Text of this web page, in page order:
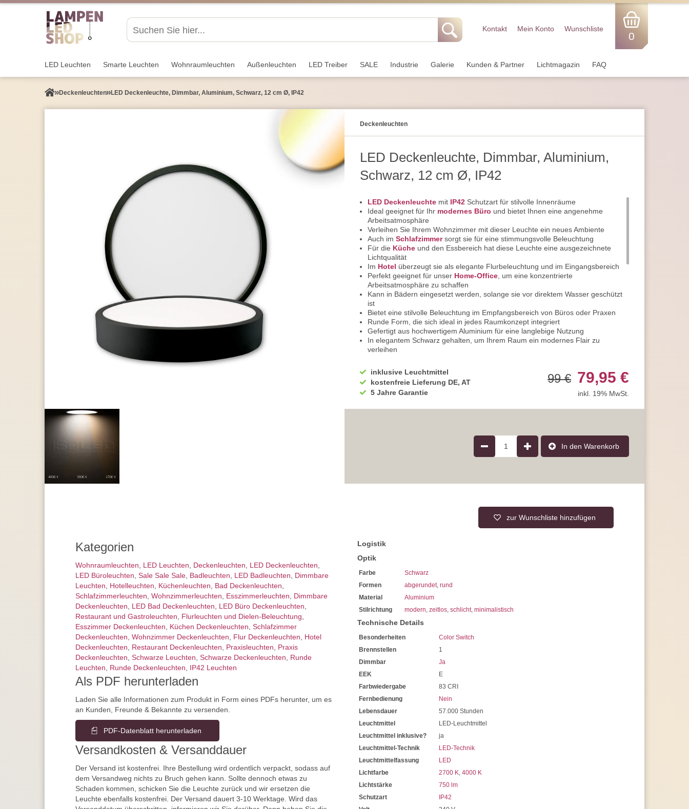
Kontakt Mein Konto Wunschliste
0
LED Leuchten Smarte Leuchten Wohnraum­leuchten Außen­leuchten LED Treiber SALE Industrie Galerie Kunden & Partner Lichtmagazin FAQ
Decken­leuchten LED Deckenleuchte, Dimmbar, Aluminium, Schwarz, 12 cm Ø, IP42
Decken­leuchten
LED Deckenleuchte, Dimmbar, Aluminium,
Schwarz, 12 cm Ø, IP42
LED Deckenleuchte mit IP42 Schutzart für stilvolle Innenräume
Ideal geeignet für Ihr modernes Büro und bietet Ihnen eine angenehme
Arbeitsatmosphäre
Verleihen Sie Ihrem Wohnzimmer mit dieser Leuchte ein neues Ambiente
Auch im Schlafzimmersorgt sie für eine stimmungsvolle Beleuchtung
Für die Küche und den Essbereich hat diese Leuchte eine ausgezeichnete
Lichtqualität
Im Hotel überzeugt sie als elegante Flurbeleuchtung und im Eingangsbereich
Perfekt geeignet für unser Home-Office , um eine konzentrierte
Arbeitsatmosphäre zu schaffen
Kann in Bädern eingesetzt werden, solange sie vor direktem Wasser geschützt
ist
Bietet eine stilvolle Beleuchtung im Empfangsbereich von Büros oder Praxen
Runde Form, die sich ideal in jedes Raumkonzept integriert
Gefertigt aus hochwertigem Aluminium für eine langlebige Nutzung
In elegantem Schwarz gehalten, um Ihrem Raum ein modernes Flair zu
verleihen
Stromanschluss
Die Leuchte ist mit dem CE Zertifikat ausgezeichnet
Durchmesser beträgt 12 cm
Die Höhe der Leuchte misst 4 cm
Mit einer Abstrahlweite von 83 CRI zeigt diese Leuchte Farben in voller
Bei uns im Sortiment finden Sie stromsparende LED-Leuchtmittel
Diese sind von enorm langer Lebensdauer und hoher Qualität
Mit LED-Technik erreichen Sie die Energieeffizienzklasse A
Bei Fragen, kontaktieren Sie uns jederzeit
Wir freuen uns auf Ihre Anfragen
inklusive Leuchtmittel
kostenfreie Lieferung DE, AT
5 Jahre Garantie
99 € 79,95 €
inkl. 19% MwSt.
1 In den Warenkorb
zur Wunschliste hinzufügen
Kategorien
Wohnraum­leuchten, LED Leuchten, Decken­leuchten, LED Deckenleuchten,
LED Büroleuchten, Sale Sale Sale, Badleuchten, LED Badleuchten, Dimmbare
Leuchten, Hotelleuchten, Küchenleuchten, Bad Deckenleuchten,
Schlafzimmer­leuchten, Wohnzimmer­leuchten, Esszimmer­­leuchten, Dimmbare
Deckenleuchten, LED Bad Deckenleuchten, LED Büro Deckenleuchten,
Restaurant und Gastroleuchten, Flurleuchten und Dielen-Beleuchtung,
Esszimmer Deckenleuchten, Küchen Deckenleuchten, Schlafzimmer
Deckenleuchten, Wohnzimmer Deckenleuchten, Flur Deckenleuchten, Hotel
Deckenleuchten, Restaurant Deckenleuchten, Praxisleuchten, Praxis
Deckenleuchten, Schwarze Leuchten, Schwarze Deckenleuchten, Runde
Leuchten, Runde Deckenleuchten, IP42 Leuchten
Als PDF herunterladen
Laden Sie alle Informationen zum Produkt in Form eines PDFs herunter, um es
an Kunden, Freunde & Bekannte zu versenden.
PDF-Datenblatt herunterladen
Versandkosten & Versanddauer
Der Versand ist kostenfrei. Ihre Bestellung wird ordentlich verpackt, sodass auf
dem Versandweg nichts zu Bruch gehen kann. Sollte dennoch etwas zu
Schaden kommen, schicken Sie die Leuchte zurück und wir ersetzen die
Leuchte ebenfalls kostenfrei. Der Versand dauert 3-10 Werktage. Wird das
Logistik
Optik
Farbe
Schwarz
Formen
abgerundet, rund
Material
Aluminium
Stilrichtung
modern, zeitlos, schlicht, minimalistisch
Technische Details
Besonderheiten
Color Switch
Brennstellen
1
Dimmbar
Ja
EEK
E
Farbwiedergabe
83 CRI
Fernbedienung
Nein
Lebensdauer
57.000 Stunden
Leuchtmittel
LED-Leuchtmittel
Leuchtmittel inklusive?
ja
Leuchtmittel-Technik
LED-Technik
Leuchtmittelfassung
LED
Lichtfarbe
2700 K, 4000 K
Lichtstärke
750 lm
Schutzart
IP42